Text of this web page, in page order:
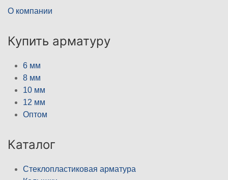
О компании
Купить арматуру
6 мм
8 мм
10 мм
12 мм
Оптом
Каталог
Стеклопластиковая арматура